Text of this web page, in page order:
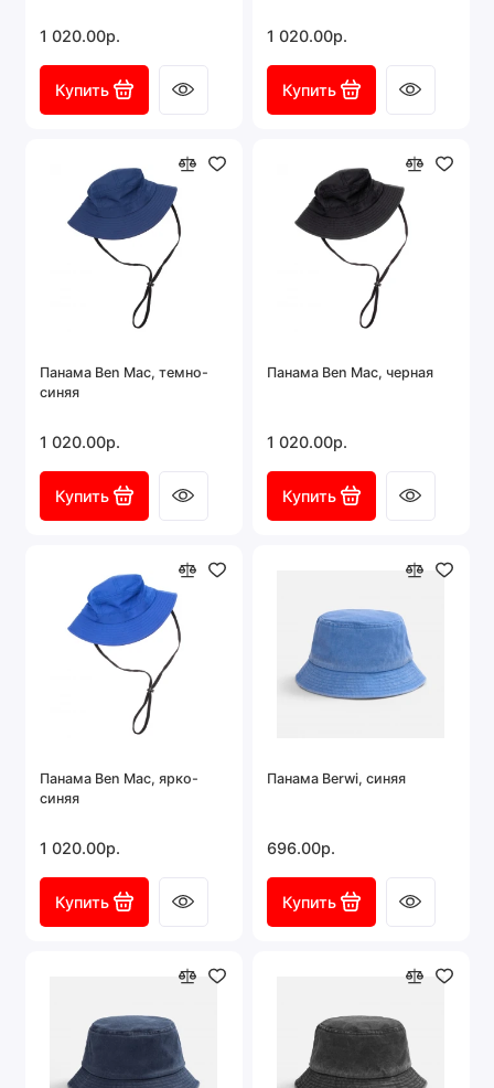
1 020.00р.
Купить
1 020.00р.
Купить
Панама Ben Mac, темно-
синяя
1 020.00р.
Купить
Панама Ben Mac, черная
1 020.00р.
Купить
Панама Ben Mac, ярко-
синяя
1 020.00р.
Купить
Панама Berwi, синяя
696.00р.
Купить